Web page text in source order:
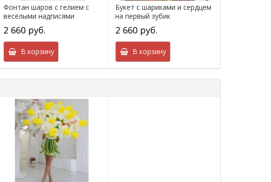
Фонтан шаров с гелием с
весёлыми надписями
2 660 руб.
В корзину
Букет с шариками и сердцем
на первый зубик
2 660 руб.
В корзину